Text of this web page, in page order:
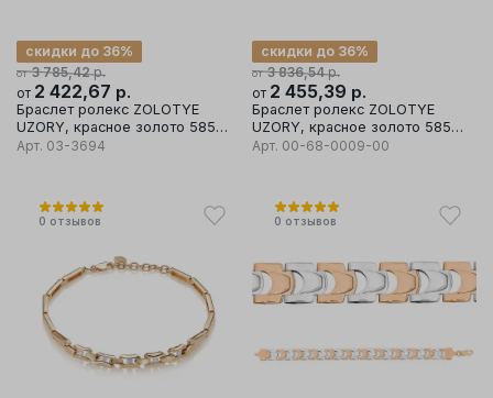
от 3 785,42р.
скидки до 36%
от 2 422,67 р.
Браслет ролекс ZOLOTYE
UZORY, красное золото 585
проба
Арт. 03-3694
от 3 836,54р.
скидки до 36%
от 2 455,39 р.
Браслет ролекс ZOLOTYE
UZORY, красное золото 585
проба
Арт. 00-68-0009-00
0 отзывов 0 отзывов